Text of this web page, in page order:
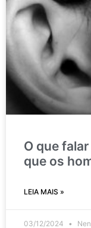
O que
que os
LEIA MAIS »
03/12/2024